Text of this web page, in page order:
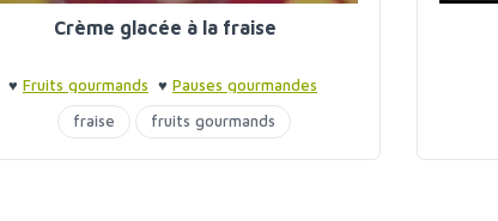
Crème glacée à la fraise
♥ Fruits gourmands ♥ Pauses gourmandes
fraise
fruits gourmands
glaces et sorbets lait de coco